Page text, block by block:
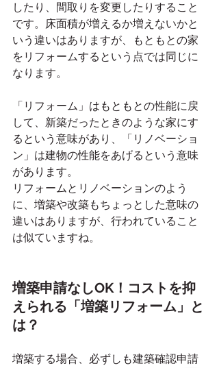
したり、間取りを変更したりすること
です。床面積が増えるか増えないかと
いう違いはありますが、もともとの家
をリフォームするという点では同じに
なります。
「リフォーム」はもともとの性能に戻
して、新築だったときのような家にす
るという意味があり、「リノベーショ
ン」は建物の性能をあげるという意味
があります。
リフォームとリノベーションのよう
に、増築や改築もちょっとした意味の
違いはありますが、行われていること
は似ていますね。
増築申請なしOK！コストを抑
えられる「増築リフォーム」と
は？
増築する場合、必ずしも建築確認申請